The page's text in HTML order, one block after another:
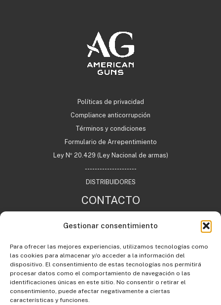
Gestionar consentimiento
Para ofrecer las mejores experiencias, utilizamos tecnologías como
las cookies para almacenar y/o acceder a la información del
dispositivo. El consentimiento de estas tecnologías nos permitirá
procesar datos como el comportamiento de navegación o las
identificaciones únicas en este sitio. No consentir o retirar el
consentimiento, puede afectar negativamente a ciertas
características y funciones.
Políticas de privacidad
Compliance anticorrupción
Términos y condiciones
Formulario de Arrepentimiento
Ley Nº 20.429 (Ley Nacional de armas)
---------------------
DISTRIBUIDORES
CONTACTO
info@agargentina.com
Argentina